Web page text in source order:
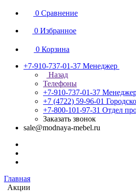
0 Сравнение
0 Избранное
0 Корзина
+7-910-737-01-37 Менеджер
Назад
Телефоны
+7-910-737-01-37
+7 (4722) 59-96-01
+7-800-101-97-31 Отдел
Заказать звонок
sale@modnaya-mebel.ru
Главная
Акции